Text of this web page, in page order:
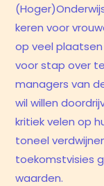
keren voor
op veel
voor stap over
managers van
wil willen
kritiek velen op
toneel
toekomstvisies
waarden.